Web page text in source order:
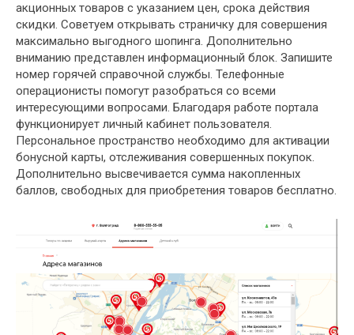
акционных товаров с указанием цен, срока действия
скидки. Советуем открывать страничку для совершения
максимально выгодного шопинга. Дополнительно
вниманию представлен информационный блок. Запишите
номер горячей справочной службы. Телефонные
операционисты помогут разобраться со всеми
интересующими вопросами. Благодаря работе портала
функционирует личный кабинет пользователя.
Персональное пространство необходимо для активации
бонусной карты, отслеживания совершенных покупок.
Дополнительно высвечивается сумма накопленных
баллов, свободных для приобретения товаров бесплатно.